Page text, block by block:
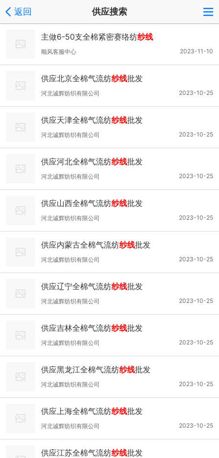
返回 供应搜索
主做6-50支全棉紧密赛络纺纱线
2023-11-10
顺风客服中心
供应北京全棉气流纺纱线批发
2023-10-25
河北诚辉纺织有限公司
供应天津全棉气流纺纱线批发
2023-10-25
河北诚辉纺织有限公司
供应河北全棉气流纺纱线批发
2023-10-25
河北诚辉纺织有限公司
供应山西全棉气流纺纱线批发
2023-10-25
河北诚辉纺织有限公司
供应内蒙古全棉气流纺纱线批发
2023-10-25
河北诚辉纺织有限公司
供应辽宁全棉气流纺纱线批发
2023-10-25
河北诚辉纺织有限公司
供应吉林全棉气流纺纱线批发
2023-10-25
河北诚辉纺织有限公司
供应黑龙江全棉气流纺纱线批发
2023-10-25
河北诚辉纺织有限公司
供应上海全棉气流纺纱线批发
2023-10-25
河北诚辉纺织有限公司
供应江苏全棉气流纺纱线批发